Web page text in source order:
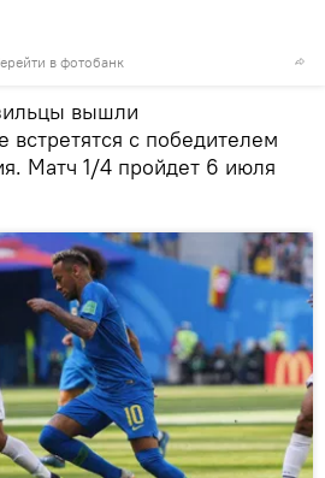
в фотобанк
вышли
встретятся с победителем
Матч 1/4 пройдет 6 июля